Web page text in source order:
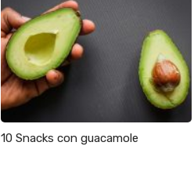
10 Snacks con guacamole